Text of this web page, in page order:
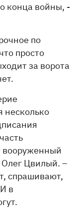
конца войны, -
по
просто
за ворота
несколько
вооруженный
Олег Цвилый. –
спрашивают,
в